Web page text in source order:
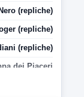
(repliche)
(repliche)
(repliche)
dei Piaceri